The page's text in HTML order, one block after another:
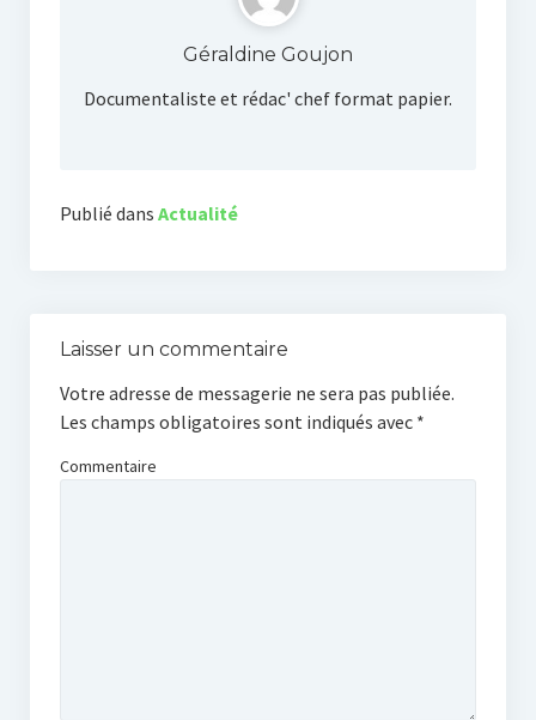
Géraldine Goujon
Documentaliste et rédac' chef format papier.
Publié dans Actualité
Laisser un commentaire
Votre adresse de messagerie ne sera pas publiée.
Les champs obligatoires sont indiqués avec *
Commentaire